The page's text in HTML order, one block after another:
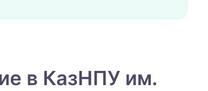
в КазНПУ им.